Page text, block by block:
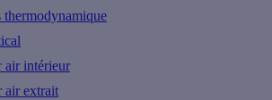
air intérieur
air extrait